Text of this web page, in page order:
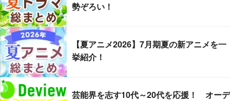
勢ぞろい！
【夏アニメ2026】7月期夏の新アニメを一
挙紹介！
芸能界を志す10代～20代を応援！ オーデ